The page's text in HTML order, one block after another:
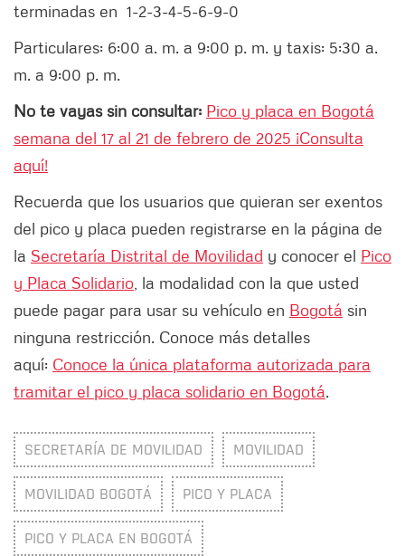
terminadas en 1-2-3-4-5-6-9-0
Particulares: 6:00 a. m. a 9:00 p. m. y taxis: 5:30 a.
m. a 9:00 p. m.
No te vayas sin consultar: Pico y placa en Bogotá
semana del 17 al 21 de febrero de 2025 ¡Consulta
aquí!
Recuerda que los usuarios que quieran ser exentos
del pico y placa pueden registrarse en la página de
la Secretaría Distrital de Movilidad y conocer el Pico
y Placa Solidario , la modalidad con la que usted
puede pagar para usar su vehículo en Bogotá sin
ninguna restricción. Conoce más detalles
aquí: Conoce la única plataforma autorizada para
tramitar el pico y placa solidario en Bogotá.
SECRETARÍA DE MOVILIDAD MOVILIDAD
MOVILIDAD BOGOTÁ PICO Y PLACA
PICO Y PLACA EN BOGOTÁ